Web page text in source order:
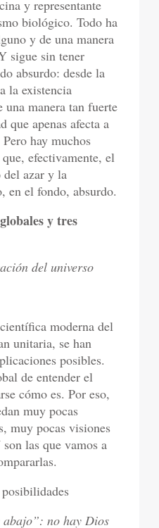
y representante
biológico. Todo ha
y de una manera
sigue sin tener
absurdo: desde la
la existencia
una manera tan fuerte
que apenas afecta a
hay muchos
efectivamente, el
del azar y la
en el fondo, absurdo.
y tres
del universo
moderna del
unitaria, se han
posibles.
de entender el
cómo es. Por eso,
muy pocas
muy pocas visiones
las que vamos a
no hay Dios